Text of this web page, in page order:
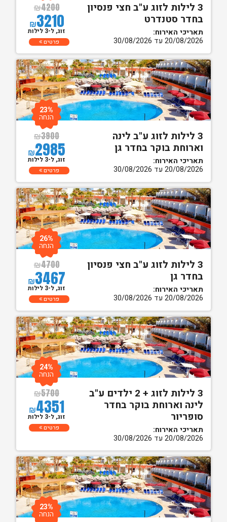
3 לילות לזוג ע"ב חצי פנסיון
בחדר סטנדרט
תאריכי האירוח:
20/08/2026 עד 30/08/2026
₪4200
₪3210
זוג, ל-3 לילות
פרטים
3 לילות לזוג ע"ב לינה
וארוחת בוקר בחדר גן
תאריכי האירוח:
20/08/2026 עד 30/08/2026
₪3900
₪2985
23%
הנחה
זוג, ל-3 לילות
פרטים
3 לילות לזוג ע"ב חצי פנסיון
בחדר גן
תאריכי האירוח:
20/08/2026 עד 30/08/2026
₪4700
₪3467
26%
הנחה
זוג, ל-3 לילות
פרטים
3 לילות לזוג + 2 ילדים ע"ב
לינה וארוחת בוקר בחדר
סופריור
תאריכי האירוח:
20/08/2026 עד 30/08/2026
₪5700
₪4351
24%
הנחה
זוג, ל-3 לילות
פרטים
23%
הנחה